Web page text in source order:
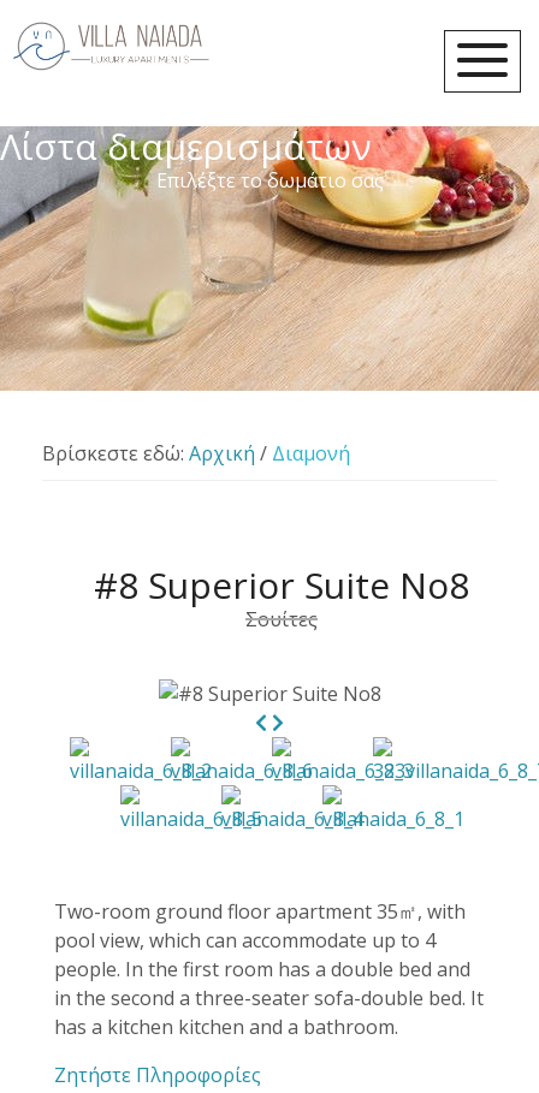
Λίστα διαμερισμάτων
Επιλέξτε το δωμάτιο σας
Βρίσκεστε εδώ: Αρχική / Διαμονή
#8 Superior Suite No8
Σουίτες
Two-room ground floor apartment 35㎡, with
pool view, which can accommodate up to 4
people. In the first room has a double bed and
in the second a three-seater sofa-double bed. It
has a kitchen kitchen and a bathroom.
Ζητήστε Πληροφορίες